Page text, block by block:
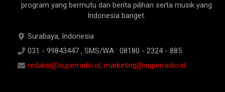
program yang bermutu dan berita pilihan serta musik yang
Indonesia banget.
Surabaya, Indonesia
031 - 99843447 , SMS/WA : 08180 - 2324 - 885
redaksi@superradio.id, marketing@superradio.id